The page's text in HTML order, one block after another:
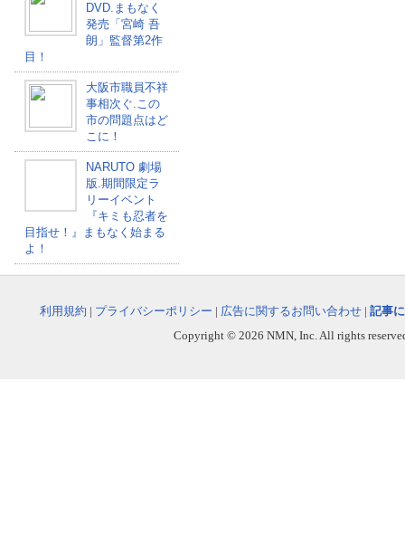
DVD.まもなく
発売「宮崎 吾
朗」監督第2作
目！
大阪市職員不祥
事相次ぐ.この
市の問題点はど
こに！
NARUTO 劇場
版.期間限定ラ
リーイベント
『キミも忍者を
目指せ！』まもなく始まる
よ！
利用規約 | プライバシーポリシー | 広告に関するお問い合わせ | 記事
Copyright © 2026 NMN, Inc. All rights